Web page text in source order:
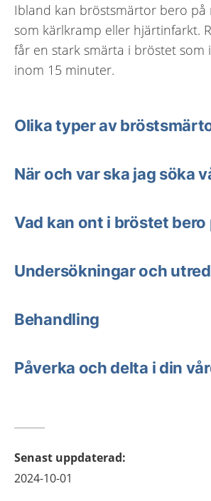
Ibland kan bröstsmärtor bero på
som kärlkramp eller hjärtinfarkt.
får en stark smärta i bröstet som
inom 15 minuter.
Olika typer av
När och var ska jag söka
Vad kan ont i bröstet bero
Undersökningar och
Behandling
Påverka och delta i din
Senast uppdaterad:
2024-10-01